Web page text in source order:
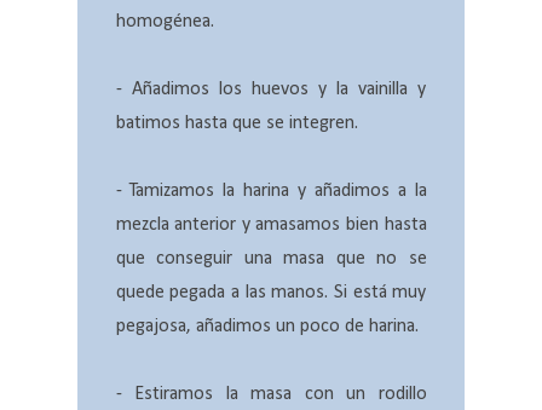
homogénea.
- Añadimos los huevos y la vainilla y
batimos hasta que se integren.
- Tamizamos la harina y añadimos a la
mezcla anterior y amasamos bien hasta
que conseguir una masa que no se
quede pegada a las manos. Si está muy
pegajosa, añadimos un poco de harina.
- Estiramos la masa con un rodillo